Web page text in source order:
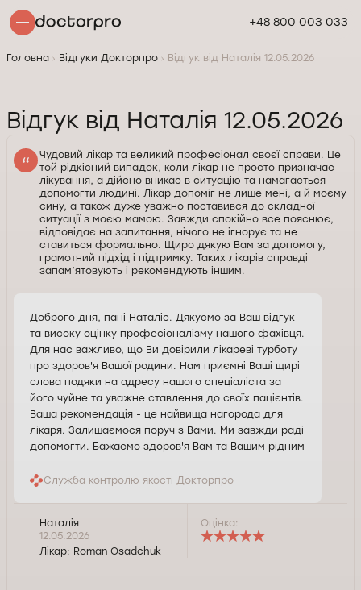
+48 800 003 033
Головна Відгуки Докторпро Відгук від Наталія 12.05.2026
Відгук від Наталія 12.05.2026
Чудовий лікар та великий професіонал своєї справи. Це
той рідкісний випадок, коли лікар не просто призначає
лікування, а дійсно вникає в ситуацію та намагається
допомогти людині. Лікар допоміг не лише мені, а й моєму
сину, а також дуже уважно поставився до складної
ситуації з моєю мамою. Завжди спокійно все пояснює,
відповідає на запитання, нічого не ігнорує та не
ставиться формально. Щиро дякую Вам за допомогу,
грамотний підхід і підтримку. Таких лікарів справді
запам’ятовують і рекомендують іншим.
Доброго дня, пані Наталіє. Дякуємо за Ваш відгук
та високу оцінку професіоналізму нашого фахівця.
Для нас важливо, що Ви довірили лікареві турботу
про здоров'я Вашої родини. Нам приємні Ваші щирі
слова подяки на адресу нашого спеціаліста за
його чуйне та уважне ставлення до своїх пацієнтів.
Ваша рекомендація - це найвища нагорода для
лікаря. Залишаємося поруч з Вами. Ми завжди раді
допомогти. Бажаємо здоров'я Вам та Вашим рідним
Служба контролю якості Докторпро
Наталія
12.05.2026
Лікар: Roman Osadchuk
Оцінка: